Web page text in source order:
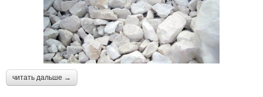
читать дальше →